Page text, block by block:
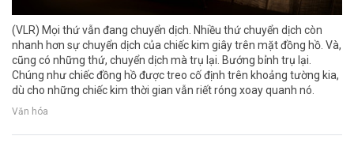
(VLR) Mọi thứ vẫn đang chuyển dịch. Nhiều thứ chuyển dịch còn
nhanh hơn sự chuyển dịch của chiếc kim giây trên mặt đồng hồ. Và,
cũng có những thứ, chuyển dịch mà trụ lại. Bướng bỉnh trụ lại.
Chúng như chiếc đồng hồ được treo cố định trên khoảng tường kia,
dù cho những chiếc kim thời gian vẫn riết róng xoay quanh nó.
Văn hóa